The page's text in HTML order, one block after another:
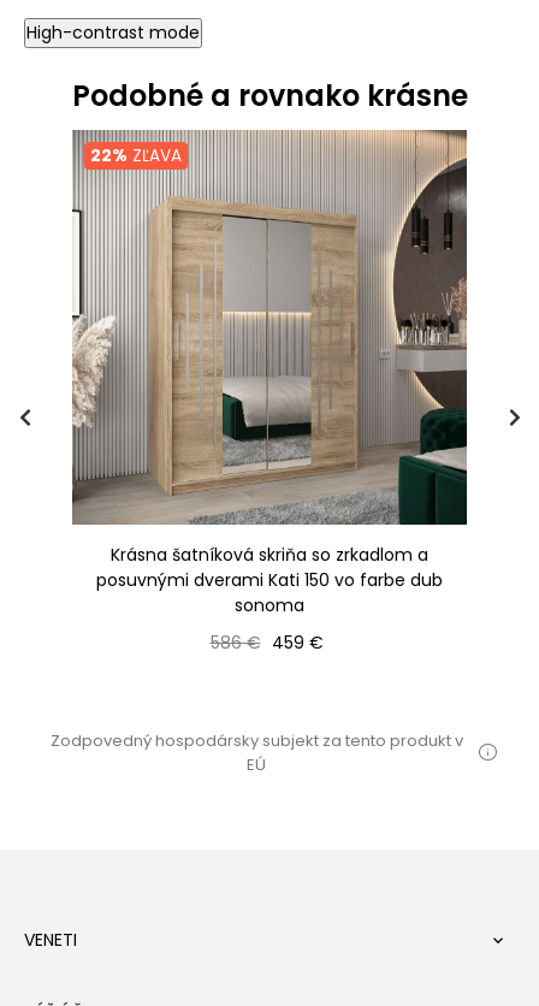
High-contrast mode
Podobné a rovnako krásne
22% ZĽAVA
Krásna šatníková skriňa so zrkadlom a
posuvnými dverami Kati 150 vo farbe dub
sonoma
Bežná cena
586 € Cena
459 €
Zodpovedný hospodársky subjekt za tento produkt v
EÚ
VENETI 